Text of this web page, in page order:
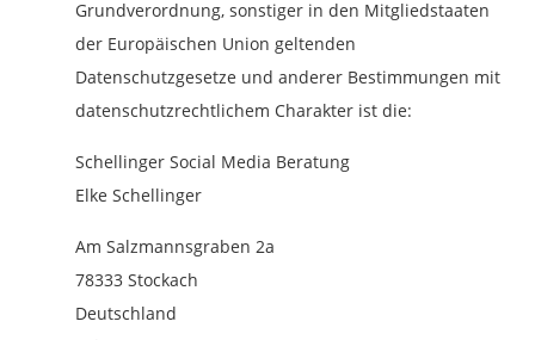
Grundverordnung, sonstiger in den Mitgliedstaaten
der Europäischen Union geltenden
Datenschutzgesetze und anderer Bestimmungen mit
datenschutzrechtlichem Charakter ist die:
Schellinger Social Media Beratung
Elke Schellinger
Am Salzmannsgraben 2a
78333 Stockach
Deutschland